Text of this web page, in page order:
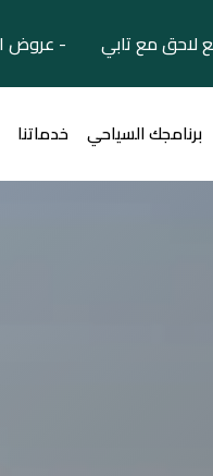
مع تابي - عروض
برنامجك السياحي خدماتنا